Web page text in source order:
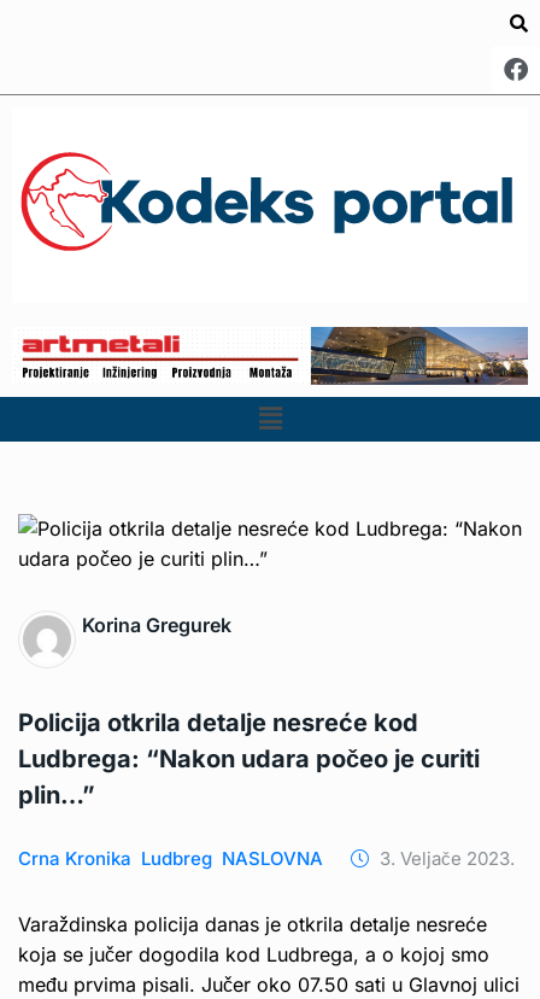
Korina Gregurek
Policija otkrila detalje nesreće kod
Ludbrega: “Nakon udara počeo je curiti
plin…”
Crna Kronika Ludbreg NASLOVNA 3. Veljače 2023.
Varaždinska policija danas je otkrila detalje nesreće
koja se jučer dogodila kod Ludbrega, a o kojoj smo
među prvima pisali. Jučer oko 07.50 sati u Glavnoj ulici